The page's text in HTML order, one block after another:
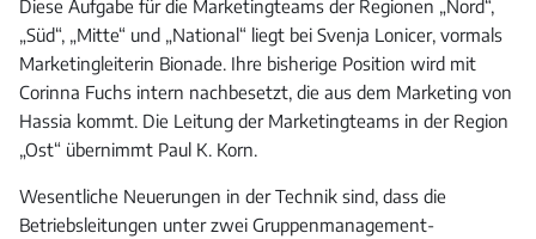
Diese Aufgabe für die Marketingteams der Regionen „Nord“,
„Süd“, „Mitte“ und „National“ liegt bei Svenja Lonicer, vormals
Marketingleiterin Bionade. Ihre bisherige Position wird mit
Corinna Fuchs intern nachbesetzt, die aus dem Marketing von
Hassia kommt. Die Leitung der Marketingteams in der Region
„Ost“ übernimmt Paul K. Korn.
Wesentliche Neuerungen in der Technik sind, dass die
Betriebsleitungen unter zwei Gruppenmanagement-